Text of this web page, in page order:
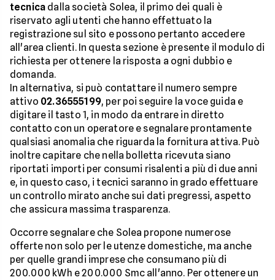
tecnica dalla società Solea, il primo dei quali è
riservato agli utenti che hanno effettuato la
registrazione sul sito e possono pertanto accedere
all'area clienti. In questa sezione è presente il modulo di
richiesta per ottenere la risposta a ogni dubbio e
domanda.
In alternativa, si può contattare il numero sempre
attivo 02.36555199, per poi seguire la voce guida e
digitare il tasto 1, in modo da entrare in diretto
contatto con un operatore e segnalare prontamente
qualsiasi anomalia che riguarda la fornitura attiva. Può
inoltre capitare che nella bolletta ricevuta siano
riportati importi per consumi risalenti a più di due anni
e, in questo caso, i tecnici saranno in grado effettuare
un controllo mirato anche sui dati pregressi, aspetto
che assicura massima trasparenza.
Occorre segnalare che Solea propone numerose
offerte non solo per le utenze domestiche, ma anche
per quelle grandi imprese che consumano più di
200.000 kWh e 200.000 Smc all'anno. Per ottenere un